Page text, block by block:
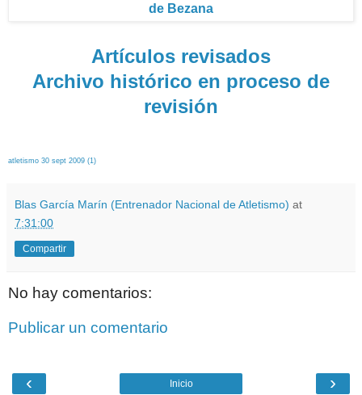
de Bezana
Artículos revisados
Archivo histórico en proceso de
revisión
atletismo 30 sept 2009 (1)
Blas García Marín (Entrenador Nacional de Atletismo) at
7:31:00
Compartir
No hay comentarios:
Publicar un comentario
‹ ›
Inicio